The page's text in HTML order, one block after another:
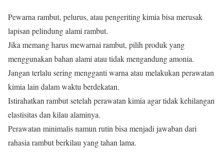
Pewarna rambut, pelurus, atau pengeriting kimia bisa merusak
lapisan pelindung alami rambut.
Jika memang harus mewarnai rambut, pilih produk yang
menggunakan bahan alami atau tidak mengandung amonia.
Jangan terlalu sering mengganti warna atau melakukan perawatan
kimia lain dalam waktu berdekatan.
Istirahatkan rambut setelah perawatan kimia agar tidak kehilangan
elastisitas dan kilau alaminya.
Perawatan minimalis namun rutin bisa menjadi jawaban dari
rahasia rambut berkilau yang tahan lama.